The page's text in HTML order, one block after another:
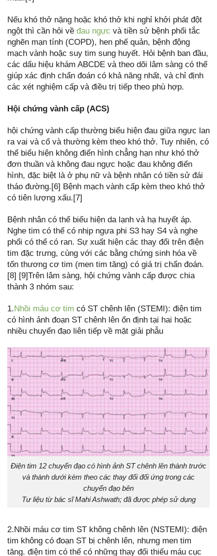
Nếu khó thở nặng hoặc khó thở khi nghỉ khởi phát đột
ngột thì cần hỏi về đau ngực và tiền sử bệnh phổi tắc
nghẽn mạn tính (COPD), hen phế quản, bệnh động
mạch vành hoặc suy tim sung huyết. Hỏi bệnh ban đầu,
các dấu hiệu khám ABCDE và theo dõi lâm sàng có thể
giúp xác định chẩn đoán có khả năng nhất, và chỉ định
các xét nghiệm cấp và điều trị tiếp theo phù hợp.
Hội chứng vành cấp (ACS)
hội chứng vành cấp thường biểu hiện đau giữa ngực lan
ra vai và cổ và thường kèm theo khó thở. Tuy nhiên, có
thể biểu hiện không điển hình chẳng hạn như khó thở
đơn thuần và không đau ngực hoặc đau không điển
hình, đặc biệt là ở phụ nữ và bệnh nhân có tiền sử đái
tháo đường.[6] Bệnh mạch vành cấp kèm theo khó thở
có tiên lượng xấu.[7]
Bệnh nhân có thể biểu hiện da lạnh và hạ huyết áp.
Nghe tim có thể có nhịp ngựa phi S3 hay S4 và nghe
phổi có thể có ran. Sự xuất hiện các thay đổi trên điện
tim đặc trưng, cùng với các bằng chứng sinh hóa về
tổn thương cơ tim (men tim tăng) có giá trị chẩn đoán.
[8] [9]Trên lâm sàng, hội chứng vành cấp được chia
thành 3 nhóm sau:
1.Nhồi máu cơ tim có ST chênh lên (STEMI): điện tim
có hình ảnh đoạn ST chênh lên ổn định tại hai hoặc
nhiều chuyển đạo liên tiếp về mặt giải phẫu
Điện tim 12 chuyển đạo có hình ảnh ST chênh lên thành trước
và thành dưới kèm theo các thay đổi đối ứng trong các
chuyển đạo bên
Tư liệu từ bác sĩ Mahi Ashwath; đã được phép sử dụng
2.Nhồi máu cơ tim ST không chênh lên (NSTEMI): điện
tim không có đoạn ST bị chênh lên, nhưng men tim
tăng. điện tim có thể có những thay đổi thiếu máu cục